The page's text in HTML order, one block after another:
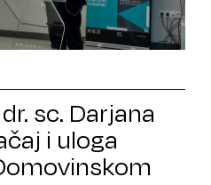
sc. Darjana
i uloga